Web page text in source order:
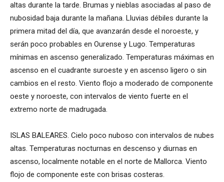
altas durante la tarde. Brumas y nieblas asociadas al paso de
nubosidad baja durante la mañana. Lluvias débiles durante la
primera mitad del día, que avanzarán desde el noroeste, y
serán poco probables en Ourense y Lugo. Temperaturas
mínimas en ascenso generalizado. Temperaturas máximas en
ascenso en el cuadrante suroeste y en ascenso ligero o sin
cambios en el resto. Viento flojo a moderado de componente
oeste y noroeste, con intervalos de viento fuerte en el
extremo norte de madrugada.
ISLAS BALEARES. Cielo poco nuboso con intervalos de nubes
altas. Temperaturas nocturnas en descenso y diurnas en
ascenso, localmente notable en el norte de Mallorca. Viento
flojo de componente este con brisas costeras.